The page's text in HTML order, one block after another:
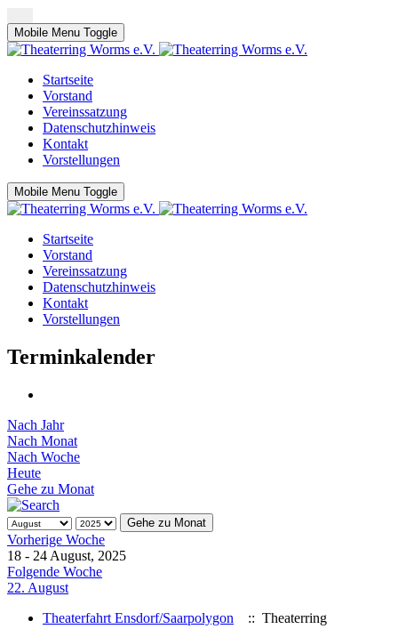
Mobile Menu Toggle
Startseite
Vorstand
Vereinssatzung
Datenschutzhinweis
Kontakt
Vorstellungen
Mobile Menu Toggle
Startseite
Vorstand
Vereinssatzung
Datenschutzhinweis
Kontakt
Vorstellungen
Terminkalender
Nach Jahr
Nach Monat
Nach Woche
Heute
Gehe zu Monat
Gehe zu Monat
Vorherige Woche
18 - 24 August, 2025
Folgende Woche
22. August
Theaterfahrt Ensdorf/Saarpolygon
:: Theaterring